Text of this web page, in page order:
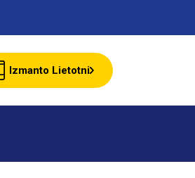
Izmanto Lietotni